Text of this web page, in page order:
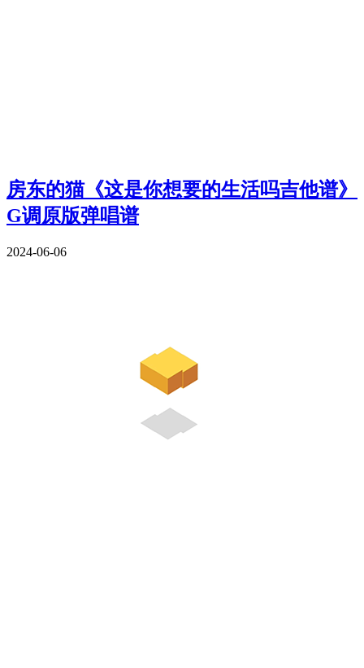
房东的猫《这是你想要的生活吗吉他谱》
G调原版弹唱谱
2024-06-06